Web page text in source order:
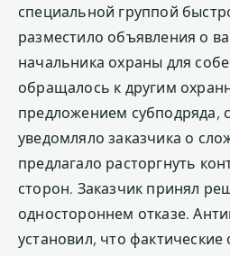
специальной группой
разместило объявления о
начальника охраны для
обращалось к другим
предложением субподряда,
уведомляло заказчика о
предлагало расторгнуть
сторон. Заказчик принял
одностороннем отказе.
установил, что фактические